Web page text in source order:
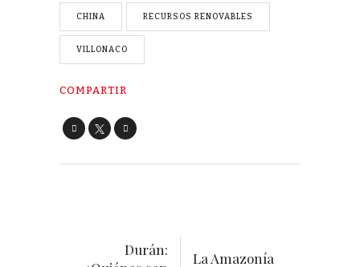
CHINA RECURSOS RENOVABLES
VILLONACO
COMPARTIR
Durán:
La Amazonía